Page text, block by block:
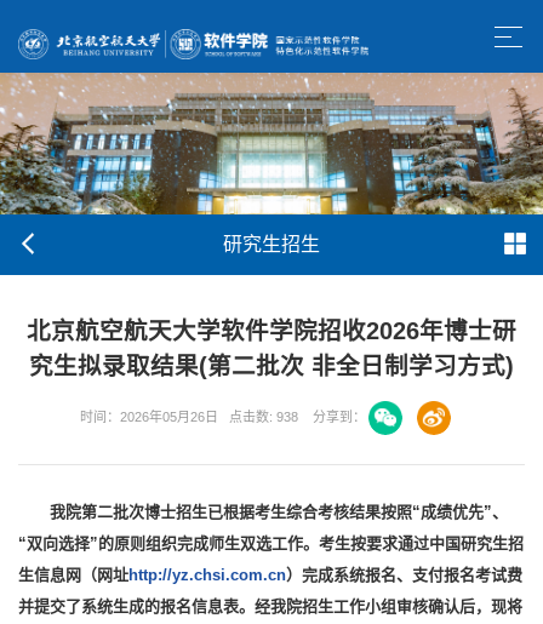
研究生招生
北京航空航天大学软件学院招收2026年博士研
究生拟录取结果(第二批次 非全日制学习方式)
时间：2026年05月26日 点击数: 938 分享到：
我院第二批次博士招生已根据考生综合考核结果按照“成绩优先”、
“双向选择”的原则组织完成师生双选工作。考生按要求通过中国研究生招
生信息网（网址http://yz.chsi.com.cn）完成系统报名、支付报名考试费
并提交了系统生成的报名信息表。经我院招生工作小组审核确认后，现将